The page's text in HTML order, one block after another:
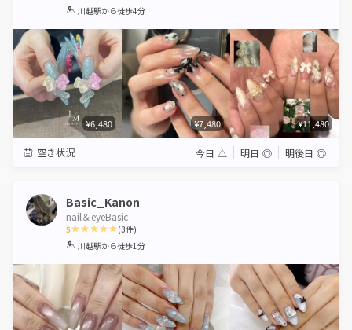
1 2 3 4 5
川越駅から徒歩4分
¥6,480 ¥7,480 ¥11,480
空き状況 今日 △ 明日 ◎ 明後日 ◎
Basic_Kanon
nail＆eyeBasic
5
1 2 3 4 5
(3件)
川越駅から徒歩1分